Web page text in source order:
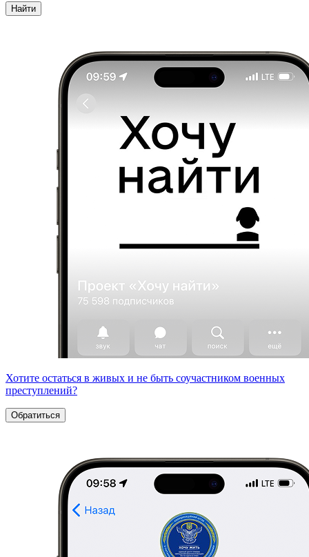
Найти
Хотите остаться в живых и не быть соучастником военных
преступлений?
Обратиться